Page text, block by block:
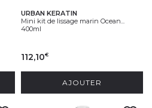
URBAN KERATIN
Mini kit de lissage marin Ocean...
400ml
112,10€
AJOUTER